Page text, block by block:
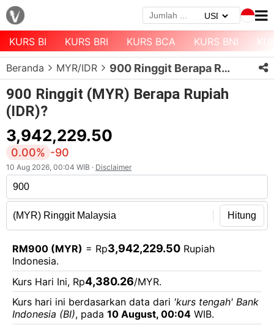
Menu
Halaman
Depan
Daftar
Mata
Uang
Daftar
Kurs
Bank
KURS BI KURS BRI KURS BCA KURS BNI
Beranda MYR/IDR 900 Ringgit Berapa Rupiah?
900 Ringgit (MYR) Berapa Rupiah
(IDR)?
3,942,229.50
0.00% -90
10 Aug 2026, 00:04 WIB · Disclaimer
Hitung
RM900 (MYR) = Rp3,942,229.50 Rupiah
Indonesia.
Kurs Hari Ini, Rp4,380.26/MYR.
Kurs hari ini berdasarkan data dari 'kurs tengah' Bank
Indonesia (BI), pada 10 August, 00:04 WIB.